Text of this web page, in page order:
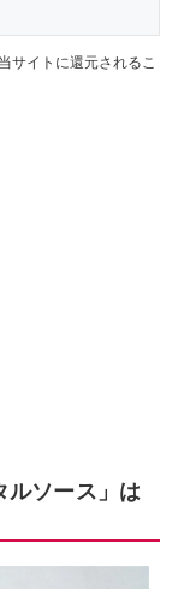
サイトに還元されるこ
ルソース」は